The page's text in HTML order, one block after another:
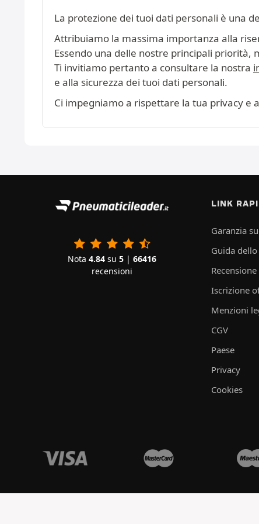
La protezione dei tuoi dati personali è una
Attribuiamo la massima importanza alla
Essendo una delle nostre principali
Ti invitiamo pertanto a consultare la nostra
e alla sicurezza dei tuoi dati personali.
Ci impegniamo a rispettare la tua privacy e
Nota 4.84 su 5 | 66416
recensioni
LINK
Garanzia
Guida
Recensione
Iscrizione
Menzioni
CGV
Paese
Privacy
Cookies